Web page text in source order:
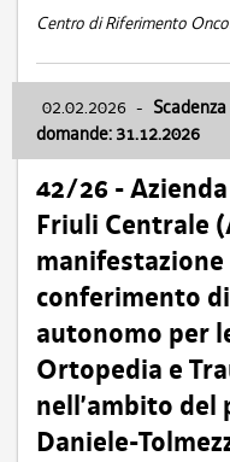
Centro di Riferimento
02.02.2026 -
domande: 31.12.2026
42/26 -
Friuli Centrale
conferimento
autonomo per
Ortopedia e
nell’ambito
Daniele-